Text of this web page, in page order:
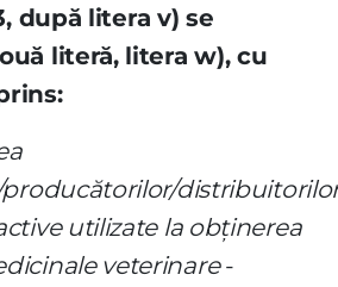
după litera v) se
literă, litera w), cu
utilizate la obţinerea
veterinare-